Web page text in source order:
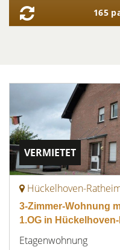
165
VERMIETET
Hückelhoven-
3-Zimmer-Wohnung
1.OG in
Etagenwohnung